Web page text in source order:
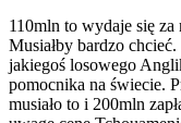
110mln to wydaje się za
Musiałby bardzo
jakiegoś losowego
pomocnika na świecie.
musiało to i 200mln